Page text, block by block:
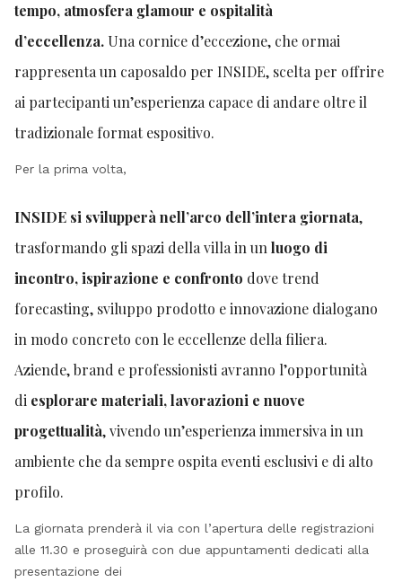
tempo, atmosfera glamour e ospitalità
d’eccellenza.Una cornice d’eccezione, che ormai
rappresenta un caposaldo per INSIDE, scelta per offrire
ai partecipanti un’esperienza capace di andare oltre il
tradizionale format espositivo.
Per la prima volta,
INSIDE si svilupperà nell’arco dell’intera giornata,
trasformando gli spazi della villa in unluogo di
incontro, ispirazione e confronto dove trend
forecasting, sviluppo prodotto e innovazione dialogano
in modo concreto con le eccellenze della filiera.
Aziende, brand e professionisti avranno l’opportunità
di esplorare materiali, lavorazioni e nuove
progettualità, vivendo un’esperienza immersiva in un
ambiente che da sempre ospita eventi esclusivi e di alto
profilo.
La giornata prenderà il via con l’apertura delle registrazioni
alle 11.30 e proseguirà con due appuntamenti dedicati alla
presentazione dei